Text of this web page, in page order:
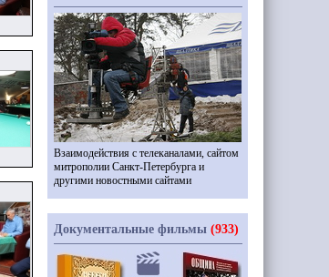
Взаимодействия с телеканалами, сайтом
митрополии Санкт-Петербурга и
другими новостными сайтами
Документальные фильмы (933)